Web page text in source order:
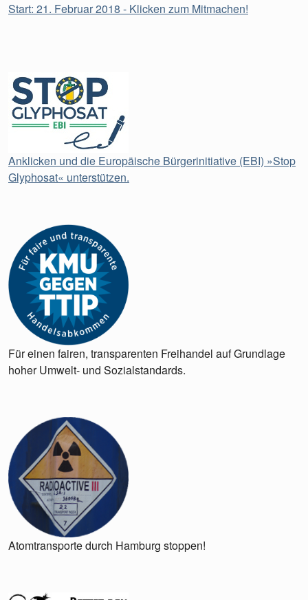
Start: 21. Februar 2018 - Klicken zum Mitmachen!
Anklicken und die Europäische Bürgerinitiative (EBI) »Stop
Glyphosat« unterstützen.
Für einen fairen, transparenten Freihandel auf Grundlage
hoher Umwelt- und Sozialstandards.
Atomtransporte durch Hamburg stoppen!